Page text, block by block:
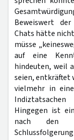
Beweiswert
Chats hätte
müsse
auf eine
hindeuten, weil
seien, entkräftet
vielmehr in
Hingegen ist
nach den